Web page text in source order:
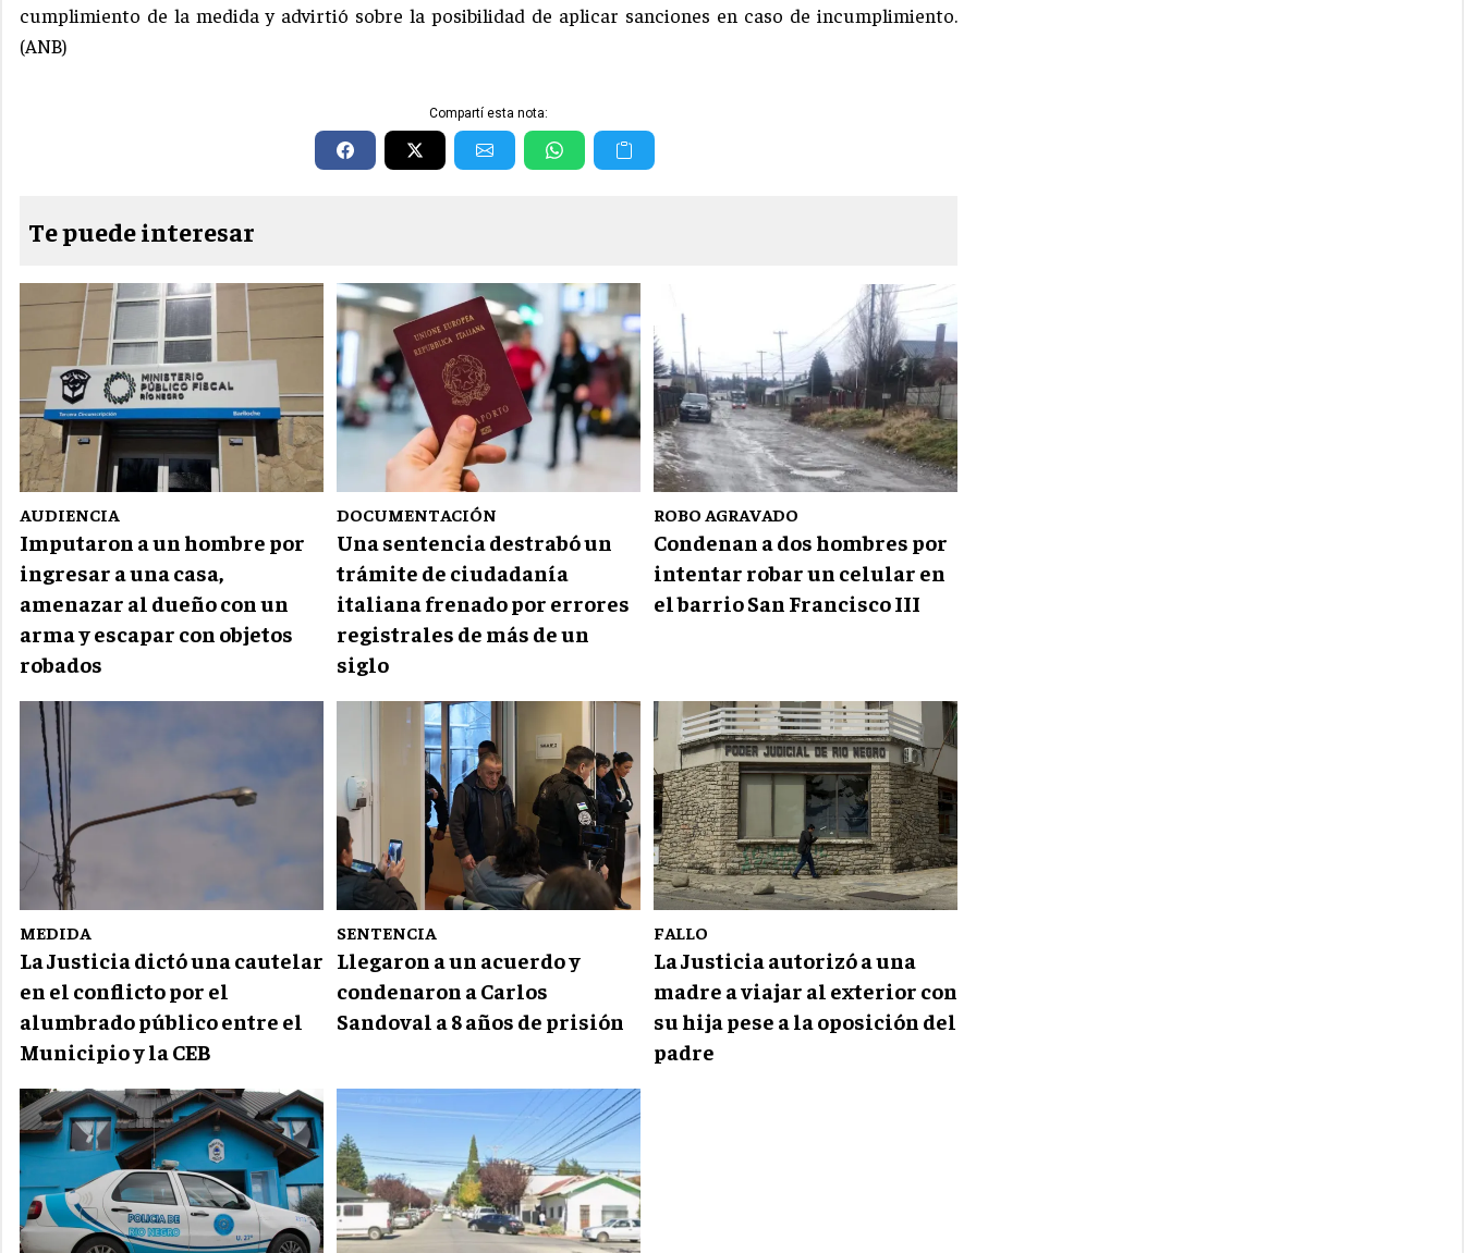
cumplimiento de la medida y advirtió sobre la posibilidad de aplicar sanciones en caso de incumplimiento.
(ANB)
Compartí esta nota:
Te puede interesar
AUDIENCIA
Imputaron a un hombre por
ingresar a una casa,
amenazar al dueño con un
arma y escapar con objetos
robados
DOCUMENTACIÓN
Una sentencia destrabó un
trámite de ciudadanía
italiana frenado por errores
registrales de más de un
siglo
ROBO AGRAVADO
Condenan a dos hombres por
intentar robar un celular en
el barrio San Francisco III
MEDIDA
La Justicia dictó una cautelar
en el conflicto por el
alumbrado público entre el
Municipio y la CEB
SENTENCIA
Llegaron a un acuerdo y
condenaron a Carlos
Sandoval a 8 años de prisión
FALLO
La Justicia autorizó a una
madre a viajar al exterior con
su hija pese a la oposición del
padre